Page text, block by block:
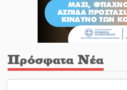
Πρόσφατα Νέα